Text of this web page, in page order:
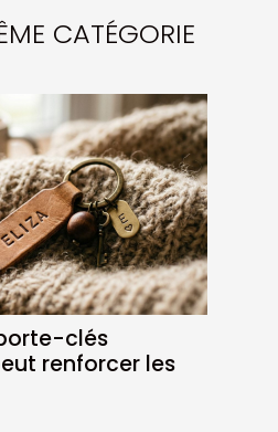
CATÉGORIE
clés
renforcer les